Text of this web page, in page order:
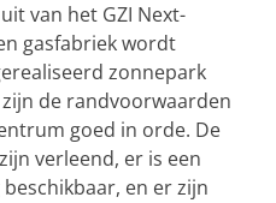
van het GZI Next-
gasfabriek wordt
zonnepark
de randvoorwaarden
goed in orde. De
verleend, er is een
en er zijn